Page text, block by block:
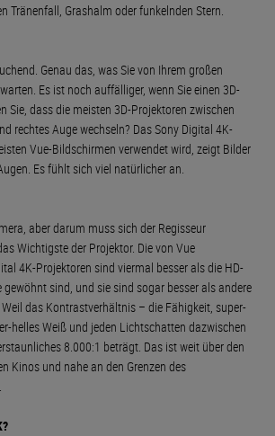
Tränenfall, Grashalm oder funkelnden Stern.
Genau das, was Sie von Ihrem großen
Es ist noch auffälliger, wenn Sie einen 3D-
Sie, dass die meisten 3D-Projektoren zwischen
rechtes Auge wechseln? Das Sony Digital 4K-
Vue-Bildschirmen verwendet wird, zeigt Bilder
Es fühlt sich viel natürlicher an.
aber darum muss sich der Regisseur
Wichtigste der Projektor. Die von Vue
4K-Projektoren sind viermal besser als die HD-
gewöhnt sind, und sie sind sogar besser als andere
das Kontrastverhältnis – die Fähigkeit, super-
helles Weiß und jeden Lichtschatten dazwischen
8.000:1 beträgt. Das ist weit über den
Kinos und nahe an den Grenzen des